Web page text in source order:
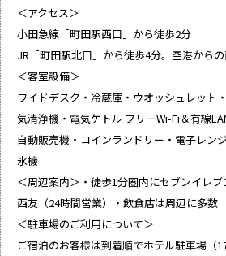
＜アクセス＞
小田急線「町田駅西口」から徒歩2分
JR「町田駅北口」から徒歩4分。空港から
＜客室設備＞
ワイドデスク・冷蔵庫・ウオッシュレット
気清浄機・電気ケトル フリーWi-Fi＆有線
自動販売機・コインランドリー・電子レン
氷機
＜周辺案内＞・徒歩1分圏内にセブンイレ
西友（24時間営業）・飲食店は周辺に多数
＜駐車場のご利用について＞
ご宿泊のお客様は到着順でホテル駐車場（